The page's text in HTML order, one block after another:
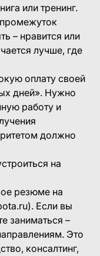
или тренинг.
– нравится или
лучше, где
оплату своей
дней». Нужно
работу и
должно
на
резюме на
Если вы
заниматься –
Это
консалтинг,